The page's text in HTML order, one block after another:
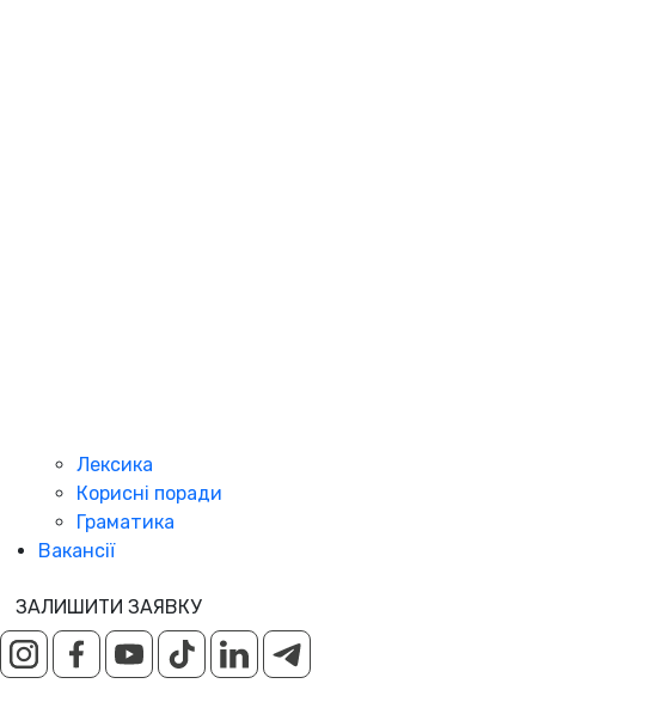
Лексика
Корисні поради
Граматика
Вакансії
ЗАЛИШИТИ ЗАЯВКУ